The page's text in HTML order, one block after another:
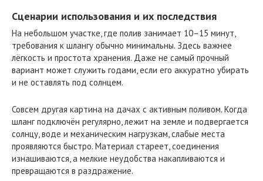
Сценарии использования и их последствия
На небольшом участке, где полив занимает 10–15 минут,
требования к шлангу обычно минимальны. Здесь важнее
лёгкость и простота хранения. Даже не самый прочный
вариант может служить годами, если его аккуратно убирать
и не оставлять под солнцем.
Совсем другая картина на дачах с активным поливом. Когда
шланг подключён регулярно, лежит на земле и подвергается
солнцу, воде и механическим нагрузкам, слабые места
проявляются быстро. Материал стареет, соединения
изнашиваются, а мелкие неудобства накапливаются и
превращаются в раздражение.